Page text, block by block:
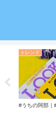
トレンド
#うちの阿部｜